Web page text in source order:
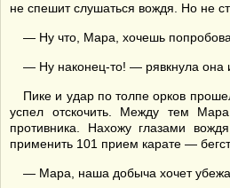
не спешит слушаться вождя. Но не
— Ну что, Мара, хочешь
— Ну наконец-то! — рявкнула она
Пике и удар по толпе орков
успел отскочить. Между тем
противника. Нахожу глазами
применить 101 прием карате —
— Мара, наша добыча хочет